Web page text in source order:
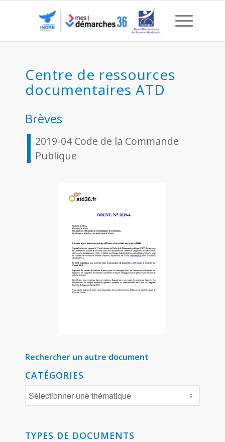
2019 – 04 Code de la
Centre de ressources
documentaires ATD
Brèves
2019-04 Code de la Commande
Publique
Rechercher un autre document
CATÉGORIES
TYPES DE DOCUMENTS